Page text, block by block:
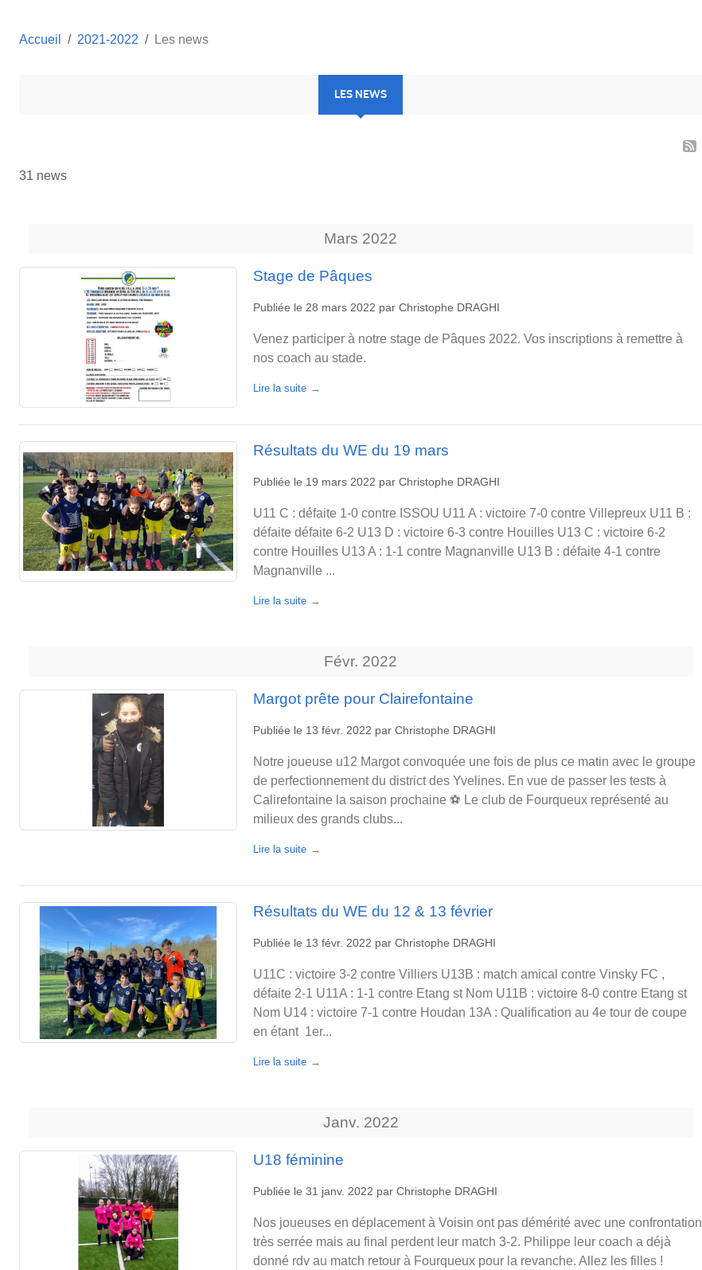
Accueil 2021-2022 Les news
LES NEWS
31 news
Mars 2022
Stage de Pâques
Publiée le 28 mars 2022 parChristophe DRAGHI
Venez participer à notre stage de Pâques 2022. Vos inscriptions à remettre à
nos coach au stade.
Lire la suite
Résultats du WE du 19 mars
Publiée le 19 mars 2022 parChristophe DRAGHI
U11 C : défaite 1-0 contre ISSOU U11 A : victoire 7-0 contre Villepreux U11 B :
défaite défaite 6-2 U13 D : victoire 6-3 contre Houilles U13 C : victoire 6-2
contre Houilles U13 A : 1-1 contre Magnanville U13 B : défaite 4-1 contre
Magnanville ...
Lire la suite
Févr. 2022
Margot prête pour Clairefontaine
Publiée le 13 févr. 2022 parChristophe DRAGHI
Notre joueuse u12 Margot convoquée une fois de plus ce matin avec le groupe
de perfectionnement du district des Yvelines. En vue de passer les tests à
Calirefontaine la saison prochaine ⚽️ Le club de Fourqueux représenté au
milieux des grands clubs...
Lire la suite
Résultats du WE du 12 & 13 février
Publiée le 13 févr. 2022 parChristophe DRAGHI
U11C : victoire 3-2 contre Villiers U13B : match amical contre Vinsky FC ,
défaite 2-1 U11A : 1-1 contre Etang st Nom U11B : victoire 8-0 contre Etang st
Nom U14 : victoire 7-1 contre Houdan 13A : Qualification au 4e tour de coupe
en étant 1er...
Lire la suite
Janv. 2022
U18 féminine
Publiée le31 janv. 2022 parChristophe DRAGHI
Nos joueuses en déplacement à Voisin ont pas démérité avec une confrontation
très serrée mais au final perdent leur match 3-2. Philippe leur coach a déjà
donné rdv au match retour à Fourqueux pour la revanche. Allez les filles !